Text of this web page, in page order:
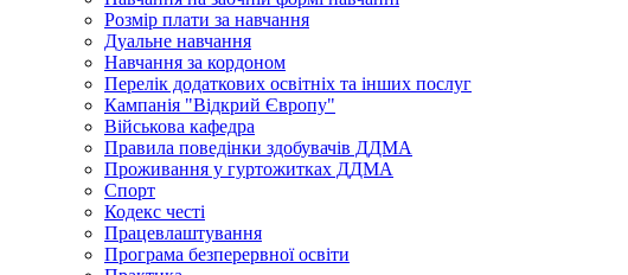
Розмір плати за навчання
Дуальне навчання
Навчання за кордоном
Перелік додаткових освітніх та інших послуг
Кампанія "Відкрий Європу"
Військова кафедра
Правила поведінки здобувачів ДДМА
Проживання у гуртожитках ДДМА
Спорт
Кодекс честі
Працевлаштування
Програма безперервної освіти